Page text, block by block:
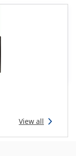
View all